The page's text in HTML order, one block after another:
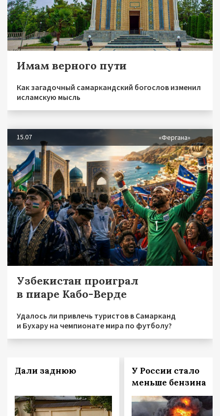
Имам верного пути
Как загадочный самаркандский богослов изменил
исламскую мысль
15.07 «Фергана»
Узбекистан проиграл
в пиаре Кабо-Верде
Удалось ли привлечь туристов в Самарканд
и Бухару на чемпионате мира по футболу?
Дали заднюю
У России стало
меньше бензина